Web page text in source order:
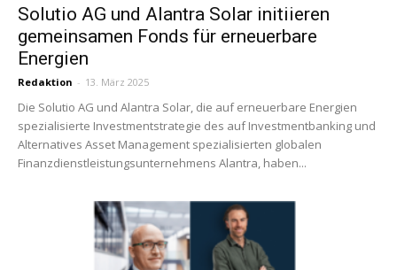
Solutio AG und Alantra Solar initiieren
gemeinsamen Fonds für erneuerbare
Energien
Redaktion - 13. März 2025
Die Solutio AG und Alantra Solar, die auf erneuerbare Energien
spezialisierte Investmentstrategie des auf Investmentbanking und
Alternatives Asset Management spezialisierten globalen
Finanzdienstleistungsunternehmens Alantra, haben...